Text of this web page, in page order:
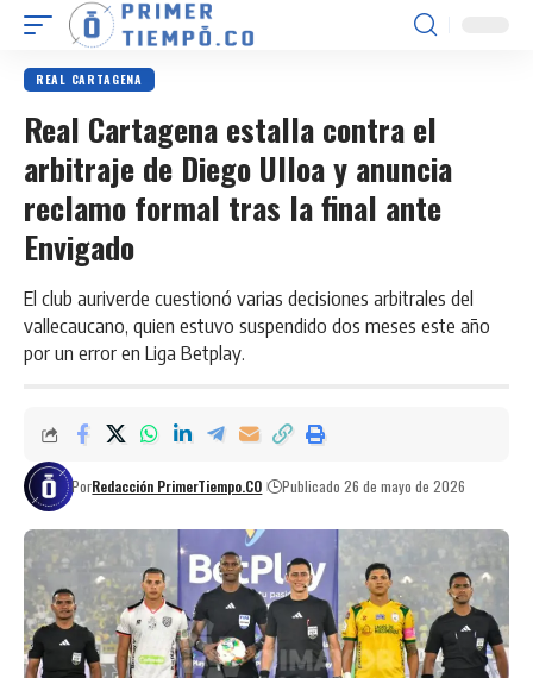
REAL CARTAGENA
Real Cartagena estalla contra el
arbitraje de Diego Ulloa y anuncia
reclamo formal tras la final ante
Envigado
El club auriverde cuestionó varias decisiones arbitrales del
vallecaucano, quien estuvo suspendido dos meses este año
por un error en Liga Betplay.
PorRedacción PrimerTiempo.CO Publicado 26 de mayo de 2026